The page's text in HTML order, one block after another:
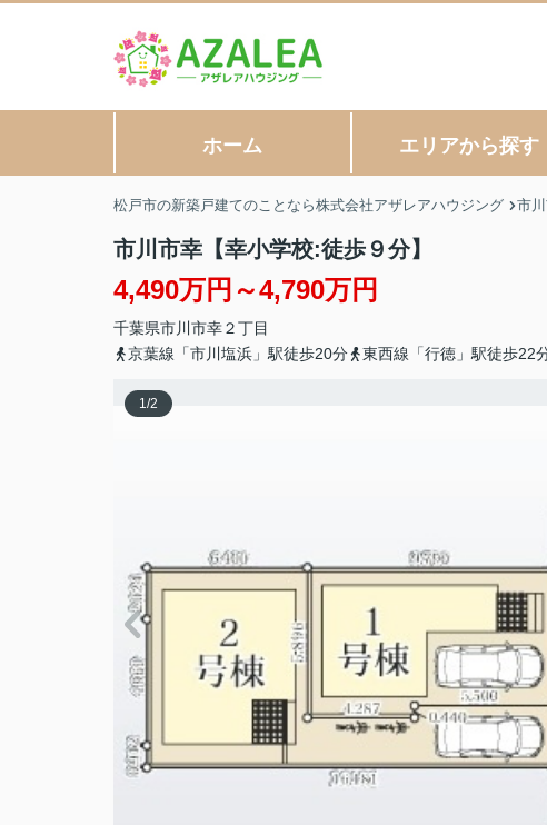
ホーム エリアから探す
松戸市の新築戸建てのことなら株式会社アザレアハウジング 市
市川市幸【幸小学校:徒歩９分】
4,490万円～4,790万円
千葉県市川市幸２丁目
京葉線「市川塩浜」駅徒歩20分
東西線「行徳」駅徒歩22
1/2